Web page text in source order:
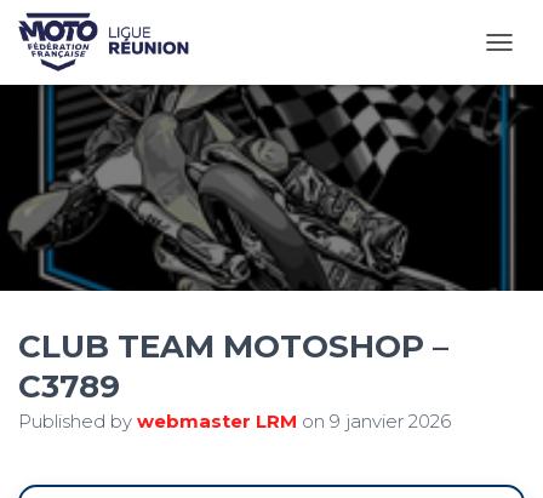
CLUB TEAM MOTOSHOP –
C3789
Published by webmaster LRM on 9 janvier 2026